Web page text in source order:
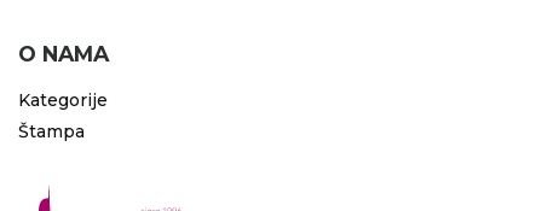
O NAMA
Kategorije
Štampa